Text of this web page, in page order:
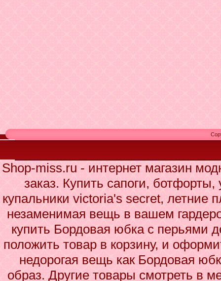
Shop-miss.ru - интернет магазин
заказ. Купить сапоги,
купальники victoria's secret, летние
незаменимая вещь в вашем
купить Бордовая юбка с перьями
положить товар в корзину, и
недорогая вещь как Бордовая
образ. Другие товары смотреть в